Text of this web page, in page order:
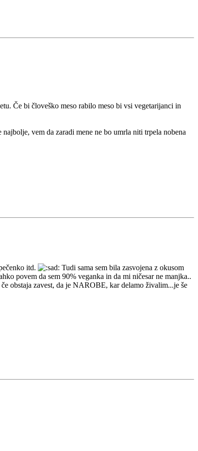
Če bi človeško meso rabilo meso bi vsi vegetarijanci in
vem da zaradi mene ne bo umrla niti trpela nobena
itd.
Tudi sama sem bila zasvojena z okusom
povem da sem 90% veganka in da mi ničesar ne manjka..
obstaja zavest, da je NAROBE, kar delamo živalim...je še